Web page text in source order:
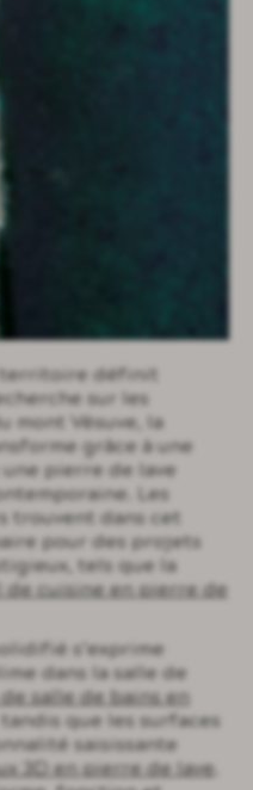
territoire définit
sur les
mont Vésuve, la
grâce à une
pierre de lave
Les
trouvent dans cet
pour des projets
tels que la
de cuisine en pierre de
s’exprime
dans la salle de
salle de bains en
que les surfaces
saisissante
3D en pierre de lave